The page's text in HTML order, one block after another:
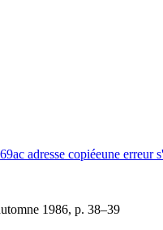
adresse copiéeune erreur
1986, p. 38–39